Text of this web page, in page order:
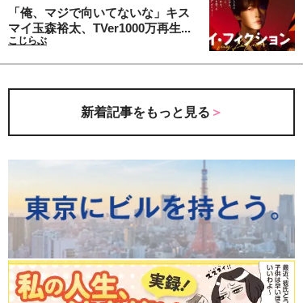
「俺、マジで向いてないな」キス
マイ玉森裕太、TVer1000万再生...
こじらぶ
新着記事をもっと見る